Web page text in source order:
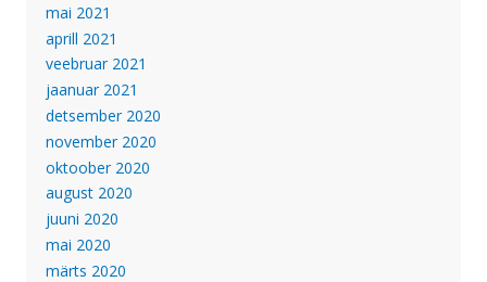
mai 2021
aprill 2021
veebruar 2021
jaanuar 2021
detsember 2020
november 2020
oktoober 2020
august 2020
juuni 2020
mai 2020
märts 2020